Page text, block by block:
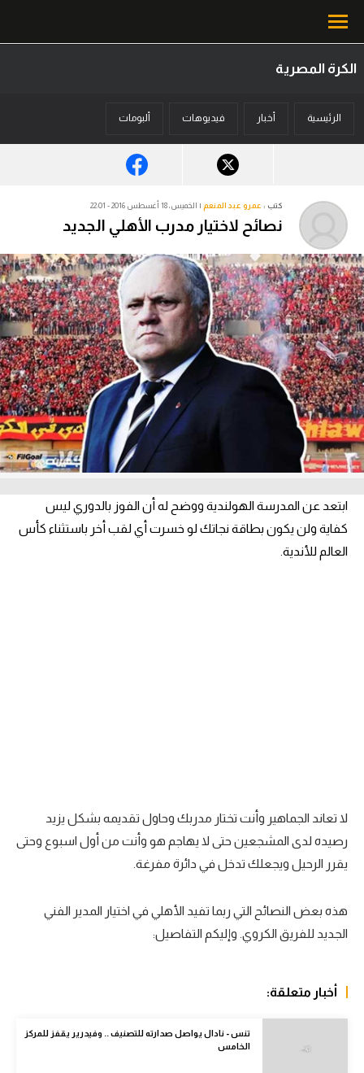
ميركاتو
فانتازي في الجول
مسابقة التوقعات
فيديوهات
عدسات
آراء حرة
ركن الألعاب
بطولات
الدوري الإنجليزي الممتاز
دوري أبطال إفريقيا
كل البطولات
الكرة المصرية
الكرة الإفريقية
منتخب مصر
الكرة المصرية
الرئيسية أخبار فيديوهات ألبومات
كتب : عمرو عبد المنعم | الخميس، 18 أغسطس 2016 - 22:01
نصائح لاختيار مدرب الأهلي الجديد
ابتعد عن المدرسة الهولندية ووضح له أن الفوز بالدوري ليس
كفاية ولن يكون بطاقة نجاتك لو خسرت أي لقب أخر باستثناء كأس
العالم للأندية.
لا تعاند الجماهير وأنت تختار مدربك وحاول تقديمه بشكل يزيد
رصيده لدى المشجعين حتى لا يهاجم هو وأنت من أول اسبوع وحتى
يقرر الرحيل ويجعلك تدخل في دائرة مفرغة.
هذه بعض النصائح التي ربما تفيد الأهلي في اختيار المدير الفني
الجديد للفريق الكروي. وإليكم التفاصيل:
أخبار متعلقة:
تنس - نادال يواصل صدارته للتصنيف .. وفيدرير يقفز للمركز
الخامس